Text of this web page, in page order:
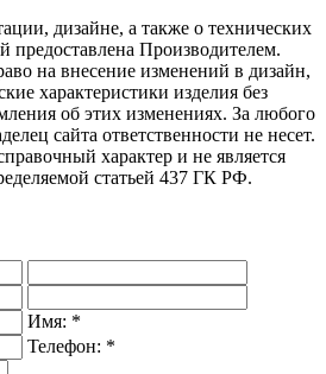
дизайне, а также о технических
предоставлена Производителем.
на внесение изменений в дизайн,
характеристики изделия без
об этих изменениях. За любого
сайта ответственности не несет.
характер и не является
статьей 437 ГК РФ.
Имя: *
Телефон: *